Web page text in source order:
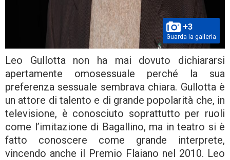
+3
Guarda la galleria
Leo Gullotta non ha mai dovuto dichiararsi
apertamente omosessuale perché la sua
preferenza sessuale sembrava chiara. Gullotta è
un attore di talento e di grande popolarità che, in
televisione, è conosciuto soprattutto per ruoli
come l’imitazione di Bagallino, ma in teatro si è
fatto conoscere come grande interprete,
vincendo anche il Premio Flaiano nel 2010. Leo